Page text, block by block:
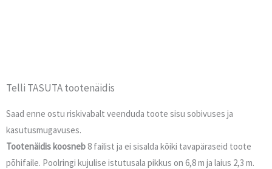
Telli TASUTA tootenäidis
Saad enne ostu riskivabalt veenduda toote sisu sobivuses ja
kasutusmugavuses.
Tootenäidis koosneb8 failist ja ei sisalda kõiki tavapäraseid toote
põhifaile. Poolringi kujulise istutusala pikkus on 6,8 m ja laius 2,3 m.